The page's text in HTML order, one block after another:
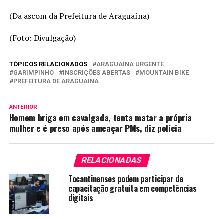
(Da ascom da Prefeitura de Araguaína)
(Foto: Divulgação)
TÓPICOS RELACIONADOS
ARAGUAÍNA URGENTE
GARIMPINHO
INSCRIÇÕES ABERTAS
MOUNTAIN BIKE
PREFEITURA DE ARAGUAINA
ANTERIOR
Homem briga em cavalgada, tenta matar a própria
mulher e é preso após ameaçar PMs, diz polícia
RELACIONADAS
Tocantinenses podem participar de
capacitação gratuita em competências
digitais